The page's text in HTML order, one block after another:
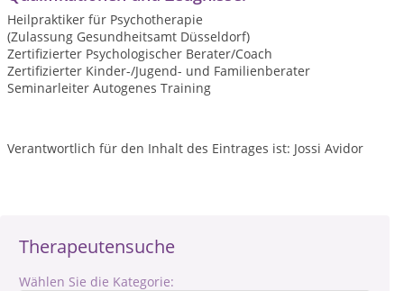
Therapeutensuche
Wählen Sie die Kategorie:
Heilpraktiker für Psychotherapie
(Zulassung Gesundheitsamt Düsseldorf)
Zertifizierter Psychologischer Berater/Coach
Zertifizierter Kinder-/Jugend- und Familienberater
Seminarleiter Autogenes Training
Verantwortlich für den Inhalt des Eintrages ist: Jossi Avidor